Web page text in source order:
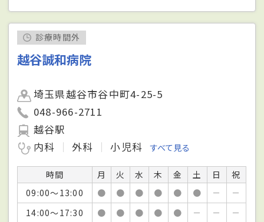
診療時間外
越谷誠和病院
埼玉県越谷市谷中町4-25-5
048-966-2711
越谷駅
内科
外科 小児科 すべて見る
時間 月 火 水 木 金 土 日
祝
09:00～13:00
● ● ● ● ● ● －
－
14:00～17:30
● ● ● ● ● － － －